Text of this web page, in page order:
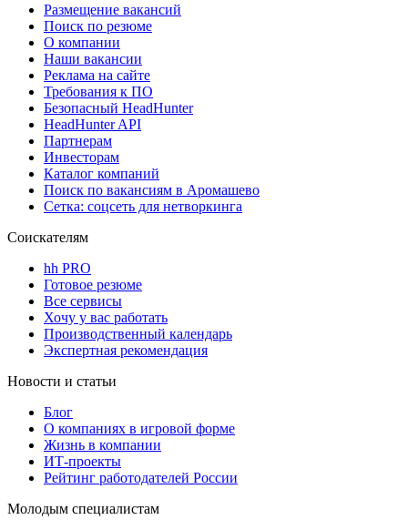
Размещение вакансий
Поиск по резюме
О компании
Наши вакансии
Реклама на сайте
Требования к ПО
Безопасный HeadHunter
HeadHunter API
Партнерам
Инвесторам
Каталог компаний
Поиск по вакансиям в Аромашево
Сетка: соцсеть для нетворкинга
Соискателям
hh PRO
Готовое резюме
Все сервисы
Хочу у вас работать
Производственный календарь
Экспертная рекомендация
Новости и статьи
Блог
О компаниях в игровой форме
Жизнь в компании
ИТ-проекты
Рейтинг работодателей России
Молодым специалистам